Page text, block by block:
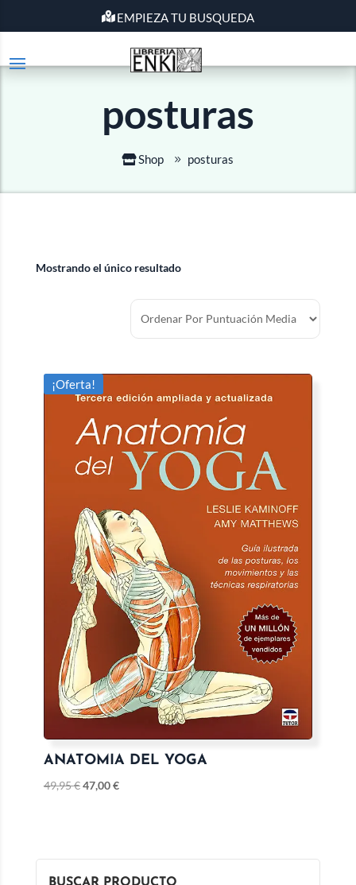
EMPIEZA TU BUSQUEDA
posturas
Shop posturas
Mostrando el único resultado
¡Oferta!
ANATOMIA DEL YOGA
49,95€47,00€